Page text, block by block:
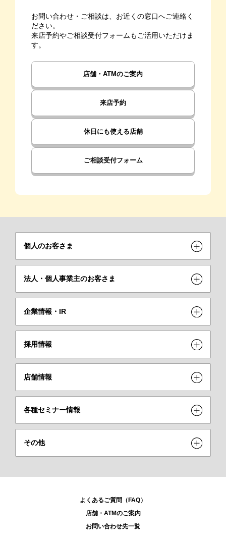
お問い合わせ・ご相談は、お近くの窓口へご連絡く
ださい。
来店予約やご相談受付フォームもご活用いただけま
す。
店舗・ATMのご案内
来店予約
休日にも使える店舗
ご相談受付フォーム
個人のお客さま
法人・個人事業主のお客さま
企業情報・IR
採用情報
店舗情報
各種セミナー情報
その他
よくあるご質問（FAQ）
店舗・ATMのご案内
お問い合わせ先一覧